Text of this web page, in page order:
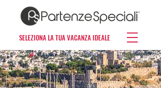
SELEZIONA LA TUA VACANZA IDEALE